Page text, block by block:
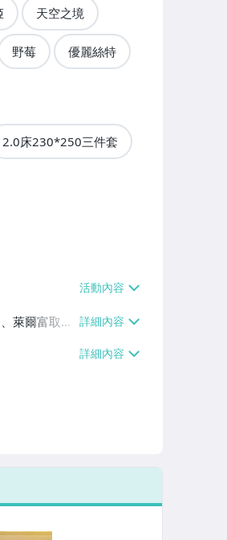
天空之境
野莓 優麗絲特
2.0床230*250三件套
萊爾富取貨